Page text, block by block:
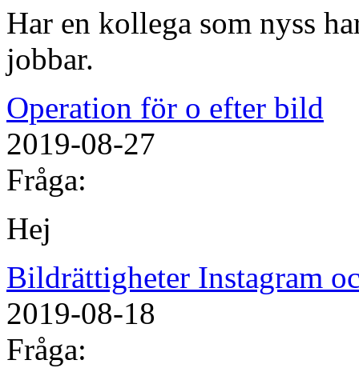
Har en kollega som nyss
jobbar.
Operation för o efter bild
2019-08-27
Fråga:
Hej
Bildrättigheter Instagram
2019-08-18
Fråga: